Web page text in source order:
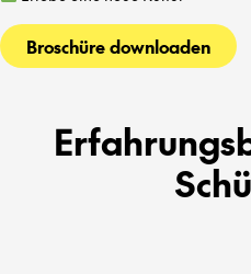
Broschüre downloaden